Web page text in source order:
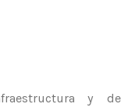
y de